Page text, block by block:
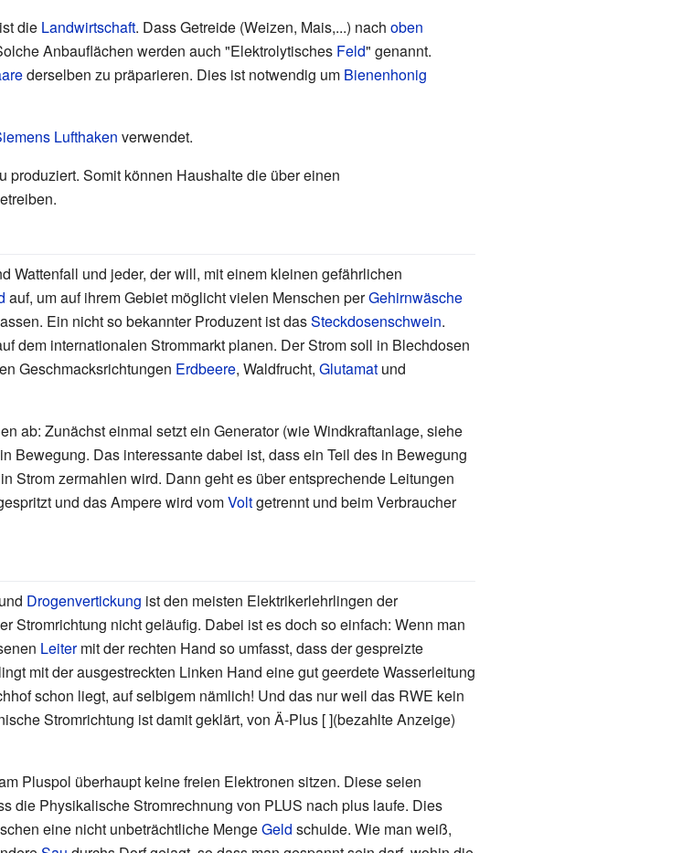
die Landwirtschaft. Dass Getreide (Weizen, Mais,...) nach oben
Anbauflächen werden auch "Elektrolytisches Feld" genannt.
derselben zu präparieren. Dies ist notwendig um Bienenhonig
Lufthaken verwendet.
produziert. Somit können Haushalte die über einen
Wattenfall und jeder, der will, mit einem kleinen gefährlichen
auf, um auf ihrem Gebiet möglicht vielen Menschen perGehirnwäsche
Ein nicht so bekannter Produzent ist dasSteckdosenschwein.
dem internationalen Strommarkt planen. Der Strom soll in Blechdosen
Geschmacksrichtungen Erdbeere, Waldfrucht, Glutamatund
ab: Zunächst einmal setzt ein Generator (wie Windkraftanlage, siehe
Bewegung. Das interessante dabei ist, dass ein Teil des in Bewegung
Strom zermahlen wird. Dann geht es über entsprechende Leitungen
und das Ampere wird vomVoltgetrennt und beim Verbraucher
Drogenvertickung ist den meisten Elektrikerlehrlingen der
Stromrichtung nicht geläufig. Dabei ist es doch so einfach: Wenn man
Leitermit der rechten Hand so umfasst, dass der gespreizte
mit der ausgestreckten Linken Hand eine gut geerdete Wasserleitung
schon liegt, auf selbigem nämlich! Und das nur weil das RWE kein
Stromrichtung ist damit geklärt, von Ä-Plus [ ](bezahlte Anzeige)
Pluspol überhaupt keine freien Elektronen sitzen. Diese seien
die Physikalische Stromrechnung von PLUS nach plus laufe. Dies
eine nicht unbeträchtliche MengeGeld schulde. Wie man weiß,